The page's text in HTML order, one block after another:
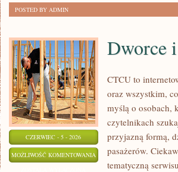
POSTED BY ADMIN
CZERWIEC - 5 - 2026
MOŻLIWOŚĆ KOMENTOWANIA DWORCE
Dworce
CTCU to
oraz wszystkim,
myślą o osobach,
czytelnikach
przyjazną formą,
pasażerów.
tematyczną